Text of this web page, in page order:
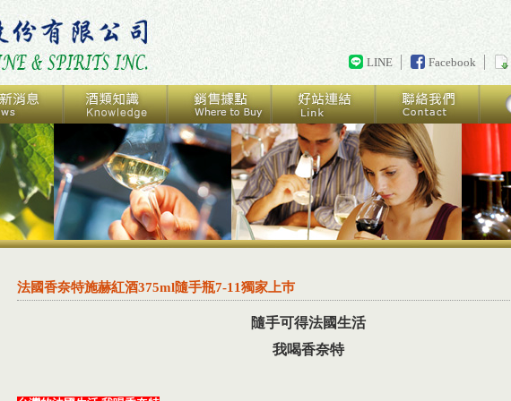
LINE Facebook
法國香奈特施赫紅酒375ml隨手瓶7-11獨家上巿
隨手可得法國生活
我喝香奈特